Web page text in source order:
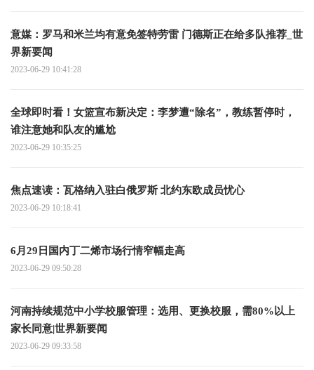
意媒：罗马和米兰均有意免签特劳雷 门德斯正在给多队推荐_世
界新要闻
2023-06-29 10:41:28
全球即时看！女篮宣布新决定：李梦遭“除名”，教练暂停时，
谁注意她和队友的尴尬
2023-06-29 10:35:25
焦点速读： 瓦格纳入驻白俄罗斯 北约东欧成员忧心
2023-06-29 10:18:41
6月29日国内丁二烯市场行情窄幅走高
2023-06-29 09:50:28
河南持续规范中小学校服管理：选用、更换校服，需80%以上
家长同意|世界新要闻
2023-06-29 09:33:58